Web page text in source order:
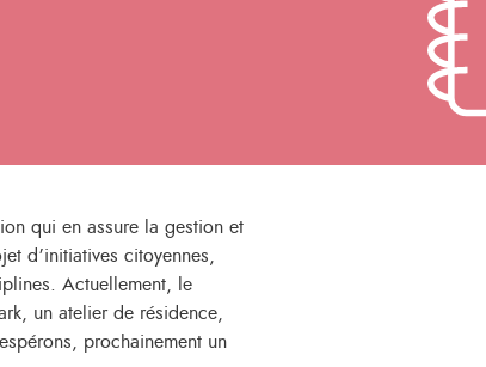
qui en assure la gestion et
d’initiatives citoyennes,
Actuellement, le
un atelier de résidence,
prochainement un